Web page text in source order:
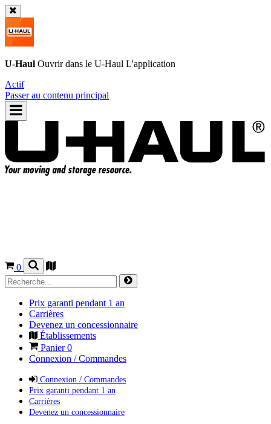
U-Haul Ouvrir dans le U-Haul L'application
Actif
Passer au contenu principal
0
Prix garanti pendant 1 an
Carrières
Devenez un concessionnaire
Établissements
Panier0
Connexion / Commandes
Connexion / Commandes
Prix garanti pendant 1 an
Carrières
Devenez un concessionnaire